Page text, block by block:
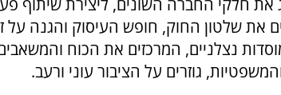
את חלקי החברה השונים, ליצירת שיתוף
את שלטון החוק, חופש העיסוק והגנה על
נצלניים, המרכזים את הכוח
גוזרים על הציבור עוני ורעב.